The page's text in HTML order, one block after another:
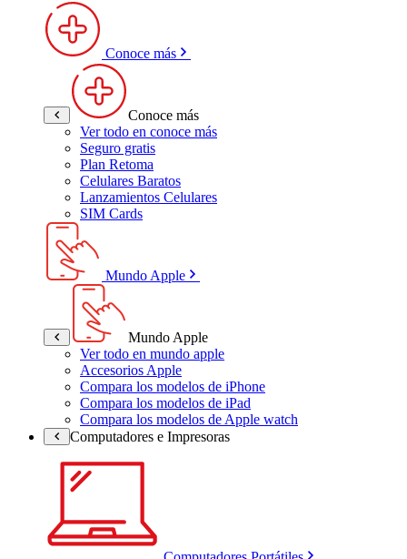
Conoce más
Conoce más
Ver todo en conoce más
Seguro gratis
Plan Retoma
Celulares Baratos
Lanzamientos Celulares
SIM Cards
Mundo Apple
Mundo Apple
Ver todo en mundo apple
Accesorios Apple
Compara los modelos de iPhone
Compara los modelos de iPad
Compara los modelos de Apple watch
Computadores e Impresoras